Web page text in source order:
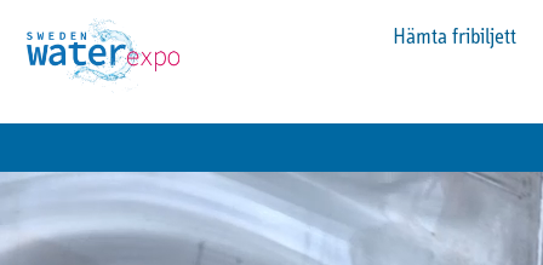
Hämta fribiljett